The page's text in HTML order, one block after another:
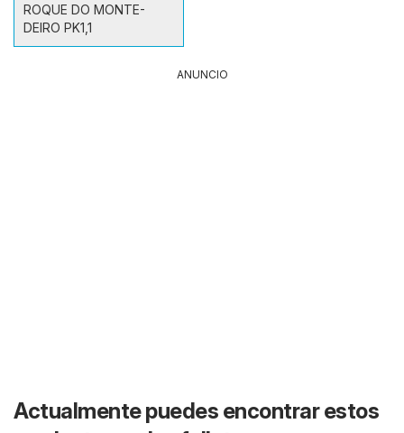
ROQUE DO MONTE-
DEIRO PK1,1
ANUNCIO
Actualmente puedes encontrar estos